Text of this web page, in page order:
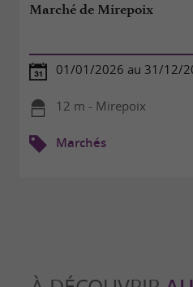
Marché de Mirepoix
01/01/2026 au 31/12/
12 m - Mirepoix
Marchés